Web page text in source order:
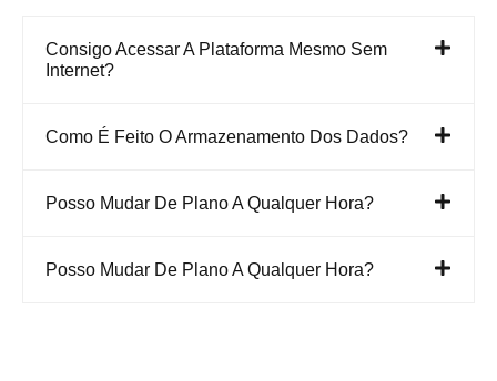
organizacionais
Template
Assessment
Template
Assessment
Consigo Acessar A Plataforma Mesmo Sem
Internet?
Como É Feito O Armazenamento Dos Dados?
Posso Mudar De Plano A Qualquer Hora?
Posso Mudar De Plano A Qualquer Hora?